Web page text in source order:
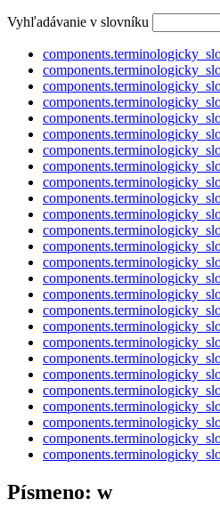
Vyhľadávanie v slovníku
Písmeno: w